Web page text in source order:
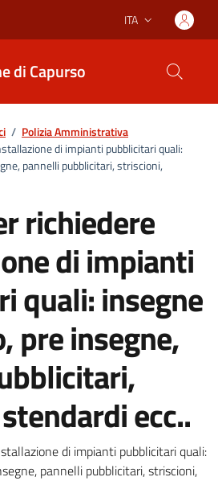
Lingua attiva:
ITA
di Capurso
/ Polizia Amministrativa
di impianti pubblicitari quali:
pannelli pubblicitari, striscioni,
richiedere
di impianti
quali: insegne
pre insegne,
ecc..
di impianti pubblicitari quali:
pannelli pubblicitari, striscioni,